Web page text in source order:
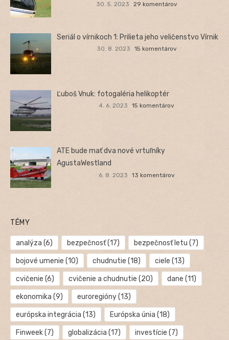
30. 5. 2023 29 komentárov
Seriál o vírnikoch 1: Prilieta jeho veličenstvo Vírnik
30. 8. 2023 15 komentárov
Ľuboš Vnuk: fotogaléria helikoptér
4. 6. 2023 15 komentárov
ATE bude mať dva nové vrtuľníky
AgustaWestland
6. 8. 2023 13 komentárov
TÉMY
analýza (6) bezpečnosť(17) bezpečnosť letu (7)
bojové umenie (10) chudnutie (18) ciele (13)
cvičenie (6) cvičenie a chudnutie (20) dane (11)
ekonomika (9) euroregióny(13)
európska integrácia (13) Európska únia (18)
Finweek(7) globalizácia (17) investície (7)